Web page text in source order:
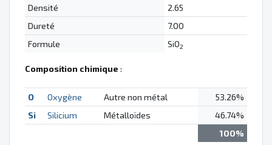
Densité
2.65
Dureté
7.00
Formule
SiO2
Composition chimique :
O Oxygène Autre non métal
53.26%
Si
Silicium Métalloïdes
46.74%
100%